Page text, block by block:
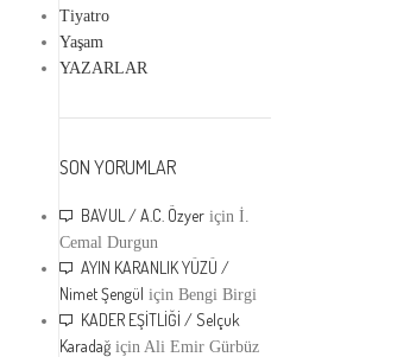
Tiyatro
Yaşam
YAZARLAR
SON YORUMLAR
BAVUL / A.C. Özyer içinİ.
Cemal Durgun
AYIN KARANLIK YÜZÜ /
Nimet Şengül içinBengi Birgi
KADER EŞİTLİĞİ / Selçuk
Karadağ içinAli Emir Gürbüz